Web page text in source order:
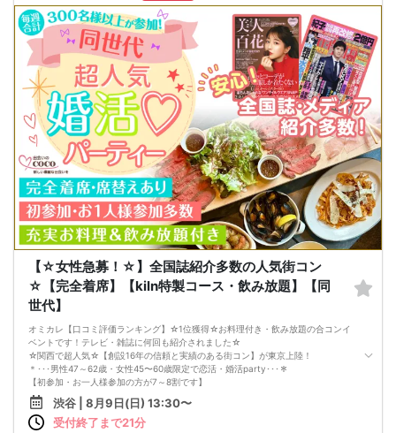
【☆女性急募！☆】全国誌紹介多数の人気街コン
☆【完全着席】【kiln特製コース・飲み放題】【同
世代】
オミカレ【口コミ評価ランキング】☆1位獲得☆お料理付き・飲み放題の合コンイ
ベントです！テレビ・雑誌に何回も紹介されました☆
☆関西で超人気☆【創設16年の信頼と実績のある街コン】が東京上陸！
＊･･･男性47～62歳・女性45〜60歳限定で恋活・婚活party･･･＊
【初参加・お一人様参加の方が7～8割です】
安心してご参加ください♪
お一人様でも気軽に参加できるparty☆
当イベントスタッフが参加者様の立場に立って、最初から最後まで徹底的にサポ
渋谷 | 8月9日(日) 13:30〜
受付終了まで21分